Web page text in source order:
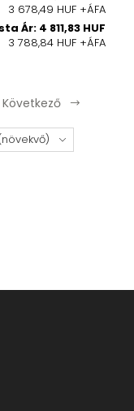
3 678,49 HUF +ÁFA
Ár: 4 811,83 HUF
3 788,84 HUF +ÁFA
Következő